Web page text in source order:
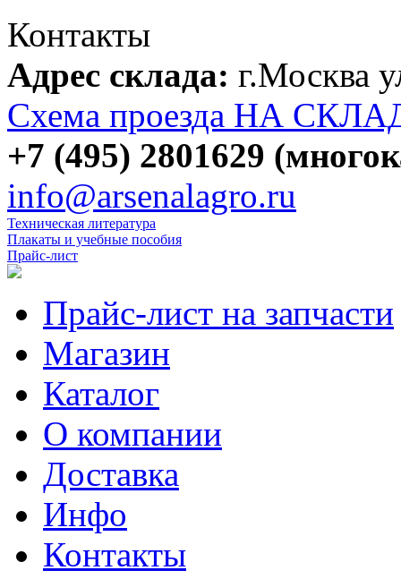
Контакты
Адрес склада: г.Москва
Схема проезда НА
+7 (495) 2801629
info@arsenalagro.ru
Техническая литература
Плакаты и учебные пособия
Прайс-лист
Прайс-лист на запчасти
Магазин
Каталог
О компании
Доставка
Инфо
Контакты